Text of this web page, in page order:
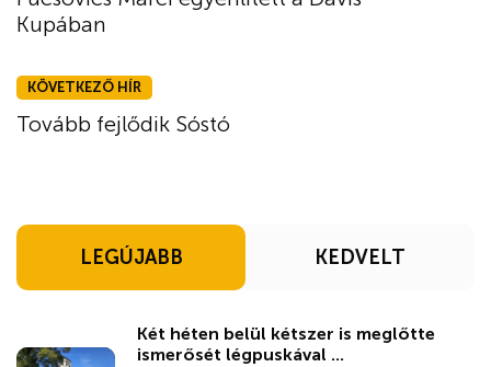
Kupában
KÖVETKEZŐ HÍR
Tovább fejlődik Sóstó
LEGÚJABB KEDVELT
Két héten belül kétszer is meglőtte
ismerősét légpuskával ...